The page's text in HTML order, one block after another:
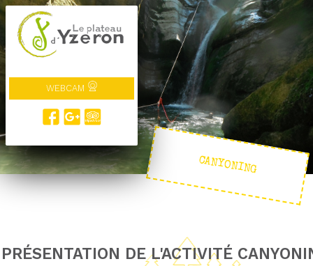
WEBCAM
CANYONING
PRÉSENTATION DE L'ACTIVITÉ